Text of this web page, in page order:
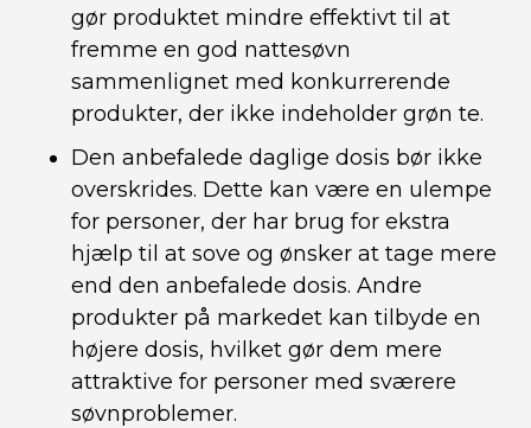
gør produktet mindre effektivt til at
fremme en god nattesøvn
sammenlignet med konkurrerende
produkter, der ikke indeholder grøn te.
Den anbefalede daglige dosis bør ikke
overskrides. Dette kan være en ulempe
for personer, der har brug for ekstra
hjælp til at sove og ønsker at tage mere
end den anbefalede dosis. Andre
produkter på markedet kan tilbyde en
højere dosis, hvilket gør dem mere
attraktive for personer med sværere
søvnproblemer.